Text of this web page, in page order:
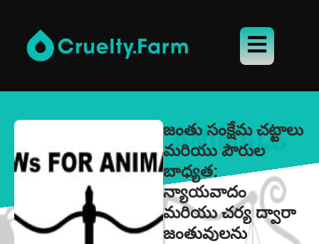
జంతు సంక్షేమ చట్టాలు
మరియు పౌరుల
బాధ్యత:
న్యాయవాదం
మరియు చర్య ద్వారా
జంతువులను